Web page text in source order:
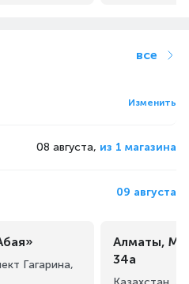
направление.
3D Audio для PS5 /
все
Изменить
08 августа, из 1 магазина
09 августа
Гагарина,
Алматы,
34а